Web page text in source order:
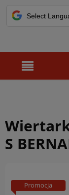
S
Promocja